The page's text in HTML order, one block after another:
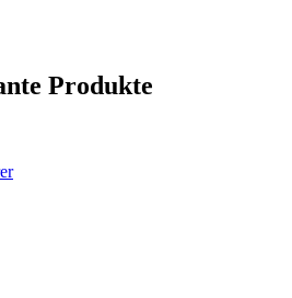
Produkte